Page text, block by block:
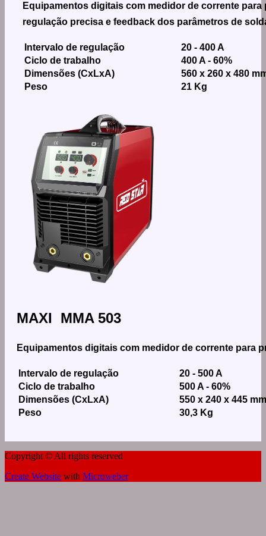
Equipamentos digitais com medidor de corrente para
regulação precisa e feedback dos parâmetros de
Intervalo de regulação
20 - 400 A
Ciclo de trabalho
400 A - 60%
Dimensões (CxLxA)
560 x 260 x 480
Peso
21 Kg
MAXI MMA 503
Equipamentos digitais com medidor de corrente para
Intervalo de regulação
20 - 500 A
Ciclo de trabalho
500 A - 60%
Dimensões (CxLxA)
550 x 240 x 445 mm
Peso
30,3 Kg
Copyright © All rights reserved
Create Website with Microweber